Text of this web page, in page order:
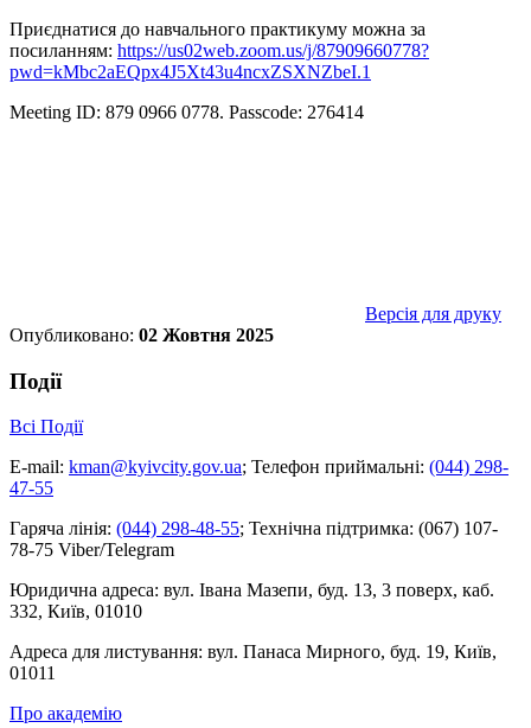
Приєднатися до навчального практикуму можна за
посиланням: https://us02web.zoom.us/j/87909660778?
pwd=kMbc2aEQpx4J5Xt43u4ncxZSXNZbeI.1
Meeting ID: 879 0966 0778. Passcode: 276414
Версія для друку
Опубликовано: 02 Жовтня 2025
Події
Всі Події
E-mail: kman@kyivcity.gov.ua; Телефон приймальні: (044) 298-
47-55
Гаряча лінія: (044) 298-48-55; Технічна підтримка: (067) 107-
78-75 Viber/Telegram
Юридична адреса: вул. Івана Мазепи, буд. 13, 3 поверх, каб.
332, Київ, 01010
Адреса для листування: вул. Панаса Мирного, буд. 19, Київ,
01011
Про академію